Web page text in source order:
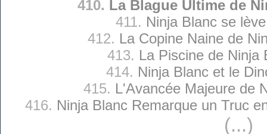
410. La Blague Ultime de
411. Ninja Blanc se
412. La Copine Naine de
413. La Piscine de Ninja
414. Ninja Blanc et le
415. L'Avancée Majeure de
416. Ninja Blanc Remarque un Truc
(...)